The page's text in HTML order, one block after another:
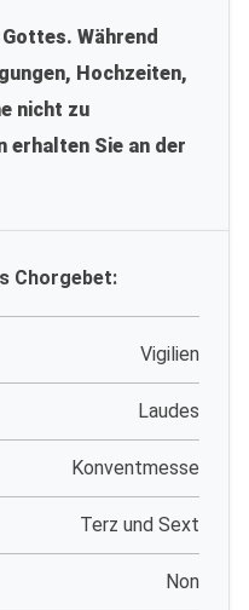
Während
Hochzeiten,
nicht zu
erhalten Sie an der
Chorgebet:
Vigilien
Laudes
Konventmesse
Terz und Sext
Non